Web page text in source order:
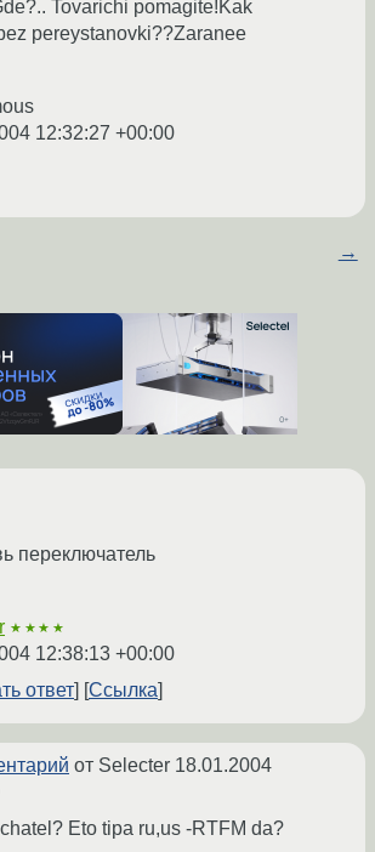
Tovarichi pomagite!Kak
pereystanovki??Zaranee
12:32:27 +00:00
→
переключатель
★★★★
12:38:13 +00:00
ответ
Ссылка
от Selecter 18.01.2004
Eto tipa ru,us -RTFM da?